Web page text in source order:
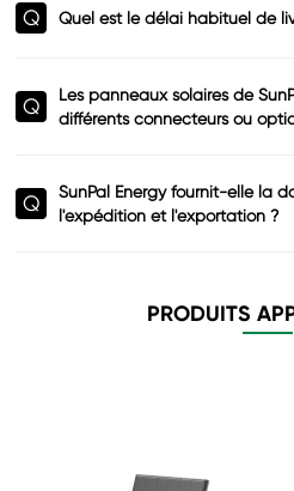
Q Quel est le délai habituel de
Q
Les panneaux solaires de
différents connecteurs ou
Q
SunPal Energy fournit-elle la
l'expédition et l'exportation ?
PRODUITS